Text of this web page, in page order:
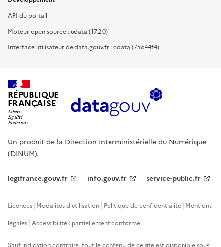
API du portail
Moteur open source : udata (17.2.0)
Interface utilisateur de data.gouv.fr : cdata (7ad44f4)
RÉPUBLIQUE
FRANÇAISE
Un produit de la Direction Interministérielle du Numérique
(DINUM).
legifrance.gouv.fr info.gouv.fr service-public.fr
Licences Modalités d'utilisation Politique de confidentialité Mentions
légales Accessibilité : partiellement conforme
Sauf indication contraire, tout le contenu de ce site est disponible sous